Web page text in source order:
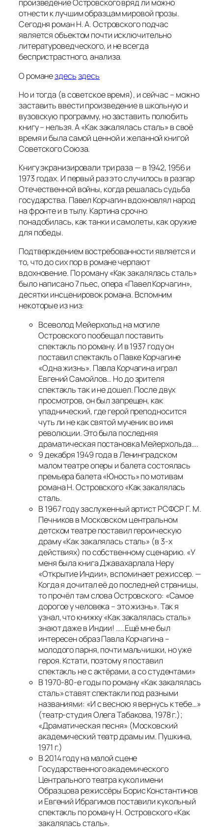
произведение Островского вряд ли можно
отнести к лучшим образцам мировой прозы.
Сегодня роман Н. А. Островского подчас
является объектом почти исключительно
литературоведческого, и не всегда
беспристрастного, анализа.
О романездесьздесь
Но и тогда (в советское время), и сейчас – можно
заставить ввести произведение в школьную и
вузовскую программу, но заставить полюбить
книгу – нельзя. А «Как закалялась сталь» в своё
время и была самой ценной и желанной книгой
Советского Союза.
Книгу экранизировали три раза — в 1942, 1956 и
1973 годах. И первый раз это случилось в разгар
Отечественной войны, когда решалась судьба
государства. Павел Корчагин вдохновлял народ
на фронте и в тылу. Картина срочно
понадобилась, как танки и самолеты, как оружие
для победы.
Подтверждением востребованности является и
то, что до сих пор в романе черпают
вдохновение. По роману «Как закалялась сталь»
было написано 7 пьес, опера «Павел Корчагин»,
десятки инсценировок романа. Вспомним
некоторые из низ:
Всеволод Мейерхольд на могиле
Островского пообещал поставить
спектакль по роману. И в 1937 году он
поставил спектакль о Павке Корчагине
«Одна жизнь». Павла Корчагина играл
Евгений Самойлов… Но до зрителя
спектакль так и не дошел. После двух
просмотров, он был запрещен, как
упаднический, где герой преподносится
чуть ли не как святой мученик во имя
революции. Это была последняя
драматическая постановка Мейерхольда….
9 декабря 1949 года в Ленинградском
малом театре оперы и балета состоялась
премьера балета «Юность» по мотивам
романа Н. Островского «Как закалялась
сталь.
В 1967 году заслуженный артист РСФСР Г. М.
Печников в Московском центральном
детском театре поставил героическую
драму «Как закалялась сталь» (в 3-х
действиях) по собственному сценарию. «У
меня была книга Джавахарлала Неру
«Открытие Индии», вспоминает режиссер. —
Когда я дочитал её до последней страницы,
то прочёл там слова Островского: «Самое
дорогое у человека – это жизнь». Так я
узнал, что книжку «Как закалялась сталь»
знают даже в Индии! …..Ещё мне был
интересен образ Павла Корчагина –
молодого парня, почти мальчишки, но уже
героя. Кстати, поэтому я поставил
спектакль не с актёрами, а со студентами»
В 1970-80-е годы по роману «Как закалялась
сталь» ставят спектакли под разными
названиями: «И с весною я вернусь к тебе…»
(театр-студия Олега Табакова, 1978 г.);
«Драматическая песня» (Московский
академический театр драмы им. Пушкина,
1971 г.)
В 2014 году на малой сцене
Государственного академического
Центрального театра кукол имени
Образцова режиссёры Борис Константинов
и Евгений Ибрагимов поставили кукольный
спектакль по роману Н. Островского «Как
закалялась сталь».